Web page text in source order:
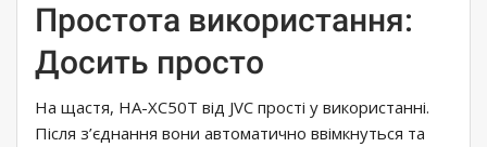
Простота використання:
Досить просто
На щастя, HA-XC50T від JVC прості у використанні.
Після з’єднання вони автоматично ввімкнуться та